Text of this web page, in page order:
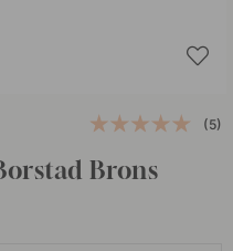
(5)
Brons